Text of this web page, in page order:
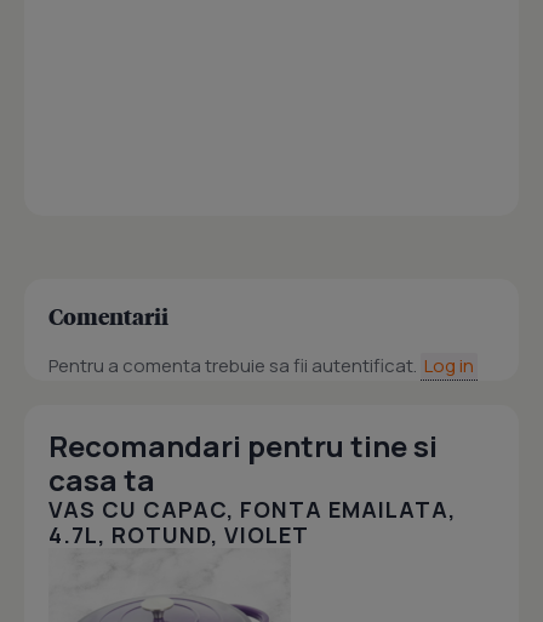
Comentarii
Pentru a comenta trebuie sa fii autentificat. Log in
Recomandari pentru tine si
casa ta
VAS CU CAPAC, FONTA EMAILATA,
4.7L, ROTUND, VIOLET